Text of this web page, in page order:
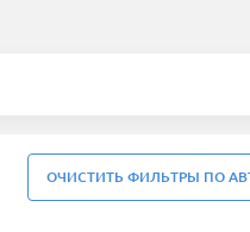
ОЧИСТИТЬ ФИЛЬТРЫ ПО